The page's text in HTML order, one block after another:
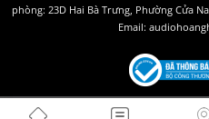
phòng: 23D Hai Bà Trưng, Phường Cửa
Email: